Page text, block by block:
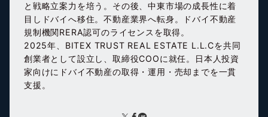
と戦略立案力を培う。その後、中東市場の成長性に着
目しドバイへ移住。不動産業界へ転身。ドバイ不動産
規制機関RERA認可のライセンスを取得。
2025年、BITEX TRUST REAL ESTATE L.L.Cを共同
創業者として設立し、取締役COOに就任。日本人投資
家向けにドバイ不動産の取得・運用・売却までを一貫
支援。